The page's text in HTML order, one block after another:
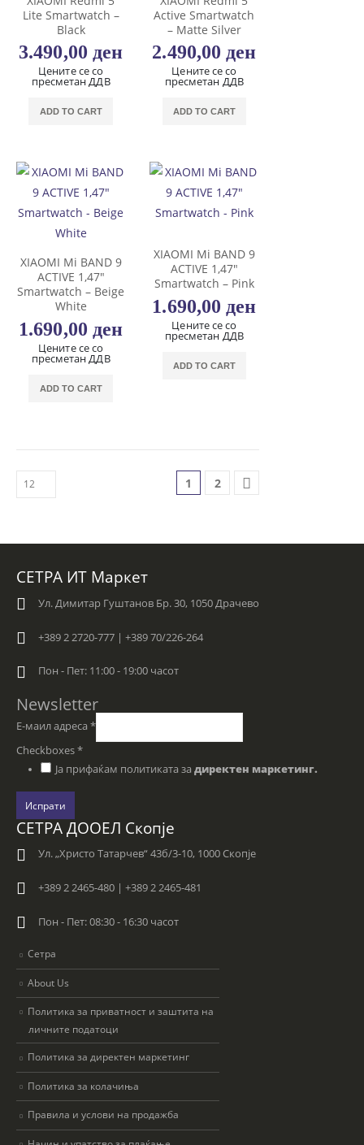
Lite Smartwatch –
Black
3.490,00 ден
Цените се со
пресметан ДДВ
ADD TO CART
Active Smartwatch
– Matte Silver
2.490,00ден
Цените се со
пресметан ДДВ
ADD TO CART
XIAOMI Mi BAND 9
ACTIVE 1,47″
Smartwatch – Beige
White
1.690,00 ден
Цените се со
пресметан ДДВ
ADD TO CART
XIAOMI Mi BAND 9
ACTIVE 1,47″
Smartwatch – Pink
1.690,00 ден
Цените се со
пресметан ДДВ
ADD TO CART
1 2
СЕТРА ИТ Маркет
Ул. Димитар Гуштанов Бр. 30, 1050 Драчево
+389 2 2720-777 | +389 70/226-264
Пон - Пет: 11:00 - 19:00 часот
Newsletter
Е-маил адреса *
Checkboxes*
Ја прифаќам политиката за директен маркетинг.
Испрати
СЕТРА ДООЕЛ Скопје
Ул. „Христо Татарчев“ 43б/3-10, 1000 Скопје
+389 2 2465-480 | +389 2 2465-481
Пон - Пет: 08:30 - 16:30 часот
Сетра
About Us
Политика за приватност и заштита на
личните податоци
Политика за директен маркетинг
Политика за колачиња
Правила и услови на продажба